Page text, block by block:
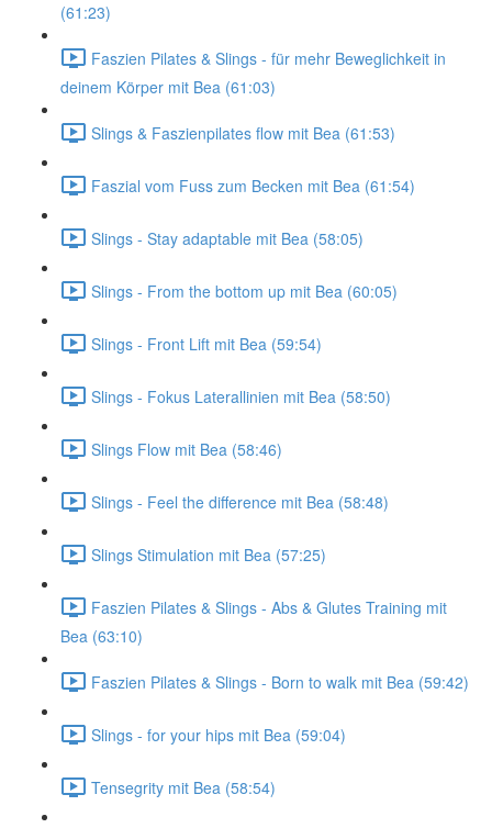
(61:23)
Faszien Pilates & Slings - für mehr Beweglichkeit in
deinem Körper mit Bea (61:03)
Slings & Faszienpilates flow mit Bea (61:53)
Faszial vom Fuss zum Becken mit Bea (61:54)
Slings - Stay adaptable mit Bea (58:05)
Slings - From the bottom up mit Bea (60:05)
Slings - Front Lift mit Bea (59:54)
Slings - Fokus Laterallinien mit Bea (58:50)
Slings Flow mit Bea (58:46)
Slings - Feel the difference mit Bea (58:48)
Slings Stimulation mit Bea (57:25)
Faszien Pilates & Slings - Abs & Glutes Training mit
Bea (63:10)
Faszien Pilates & Slings - Born to walk mit Bea (59:42)
Slings - for your hips mit Bea (59:04)
Tensegrity mit Bea (58:54)